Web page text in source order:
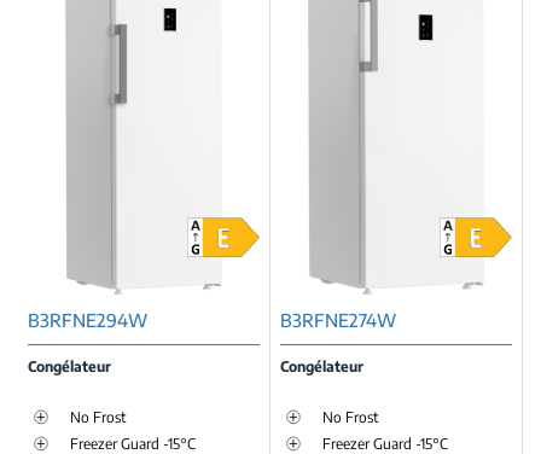
B3RFNE294W
Congélateur
No Frost
Freezer Guard -15°C
B3RFNE274W
Congélateur
No Frost
Freezer Guard -15°C